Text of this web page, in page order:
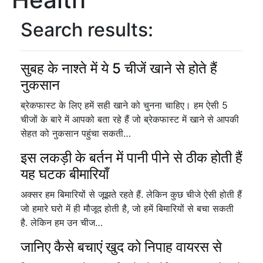
Search results:
सुबह के नाश्ते में ये 5 चीजें खाने से होते हैं
नुकसान
ब्रेकफास्ट के लिए हमें सही खाने को चुनना चाहिए। हम ऐसी 5
चीजों के बारे में आपको बता रहे हैं जो ब्रेकफास्ट में खाने से आपकी
सेहत को नुकसान पहुंचा सकती…
इस लकड़ी के बर्तन में पानी पीने से ठीक होती हैं
यह घटक बीमारियाँ
अक्सर हम बिमारियों से जूझते रहते हैं. लेकिन कुछ चीजे ऐसी होती हैं
जो हमारे घरो में ही मौजूद होती है, जो हमें बिमारियों से बचा सकती
है. लेकिन हम उन चीज…
जानिए कैसे बचाएं खुद को निपाह वायरस से